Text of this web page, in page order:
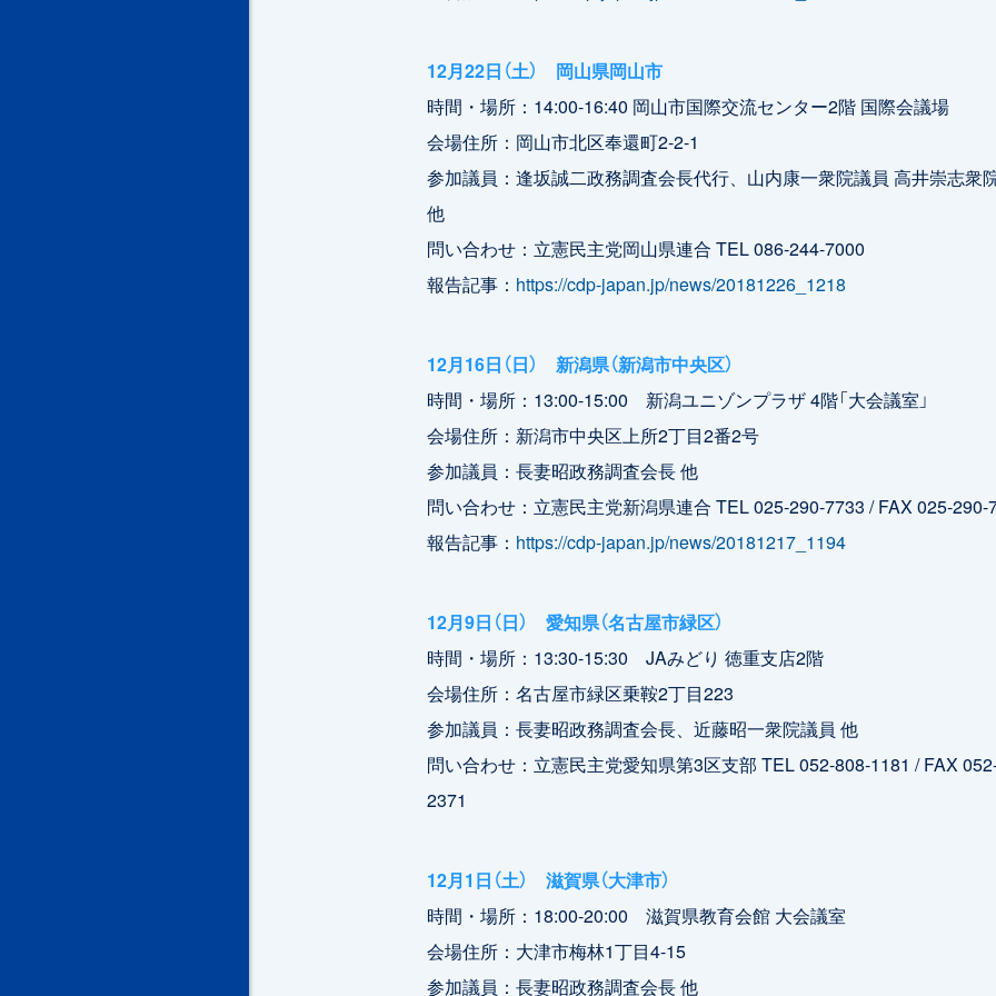
12月22日（土） 岡山県岡山市
時間・場所：14:00-16:40 岡山市国際交流センター2階 国際会議場
会場住所：岡山市北区奉還町2-2-1
参加議員：逢坂誠二政務調査会長代行、山内康一衆院議員 高井崇志
他
問い合わせ：立憲民主党岡山県連合 TEL 086-244-7000
報告記事： https://cdp-japan.jp/news/20181226_1218
12月16日（日） 新潟県（新潟市中央区）
時間・場所：13:00-15:00 新潟ユニゾンプラザ 4階「大会議室」
会場住所：新潟市中央区上所2丁目2番2号
参加議員：長妻昭政務調査会長 他
問い合わせ：立憲民主党新潟県連合 TEL 025-290-7733 / FAX 025-290-
報告記事： https://cdp-japan.jp/news/20181217_1194
12月9日（日） 愛知県（名古屋市緑区）
時間・場所：13:30-15:30 JAみどり 徳重支店2階
会場住所：名古屋市緑区乗鞍2丁目223
参加議員：長妻昭政務調査会長、近藤昭一衆院議員 他
問い合わせ：立憲民主党愛知県第3区支部 TEL 052-808-1181 / FAX
2371
12月1日（土） 滋賀県（大津市）
時間・場所：18:00-20:00 滋賀県教育会館 大会議室
会場住所：大津市梅林1丁目4-15
参加議員：長妻昭政務調査会長 他